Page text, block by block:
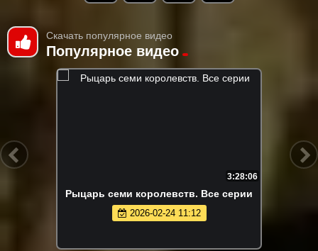
Скачать популярное видео
Популярное видео
3:28:06
Рыцарь семи королевств. Все серии
2026-02-24 11:12